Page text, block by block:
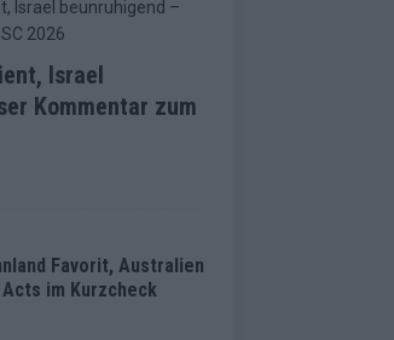
Israel
Kommentar zum
Favorit, Australien
im Kurzcheck